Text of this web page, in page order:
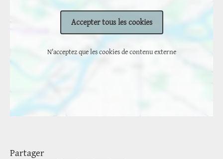
Accepter tous les cookies
N'acceptez que les cookies de contenu externe
Partager